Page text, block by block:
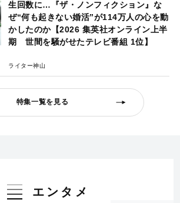
生回数に…『ザ・ノンフィクション』な
ぜ“何も起きない婚活”が114万人の心を動
かしたのか【2026 集英社オンライン上半
期 世間を騒がせたテレビ番組 1位】
ライター神山
特集一覧を見る
エンタメ